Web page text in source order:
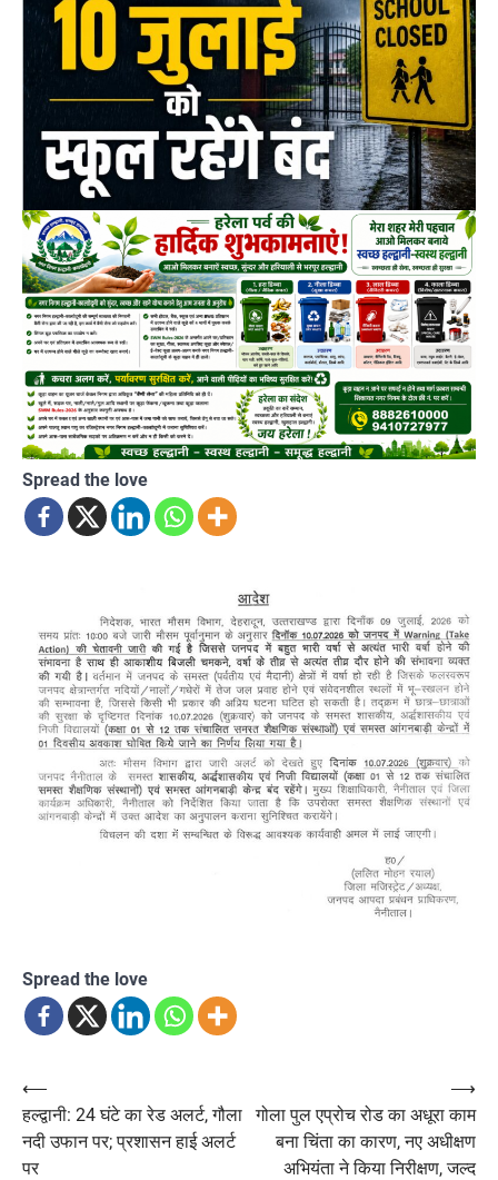
Spread the love
Spread the love
Post
navigation
⟵
हल्द्वानी: 24 घंटे का रेड अलर्ट, गौला
नदी उफान पर; प्रशासन हाई अलर्ट
पर
गोला पुल एप्रोच रोड का अधूरा काम
बना चिंता का कारण, नए अधीक्षण
अभियंता ने किया निरीक्षण, जल्द
⟶